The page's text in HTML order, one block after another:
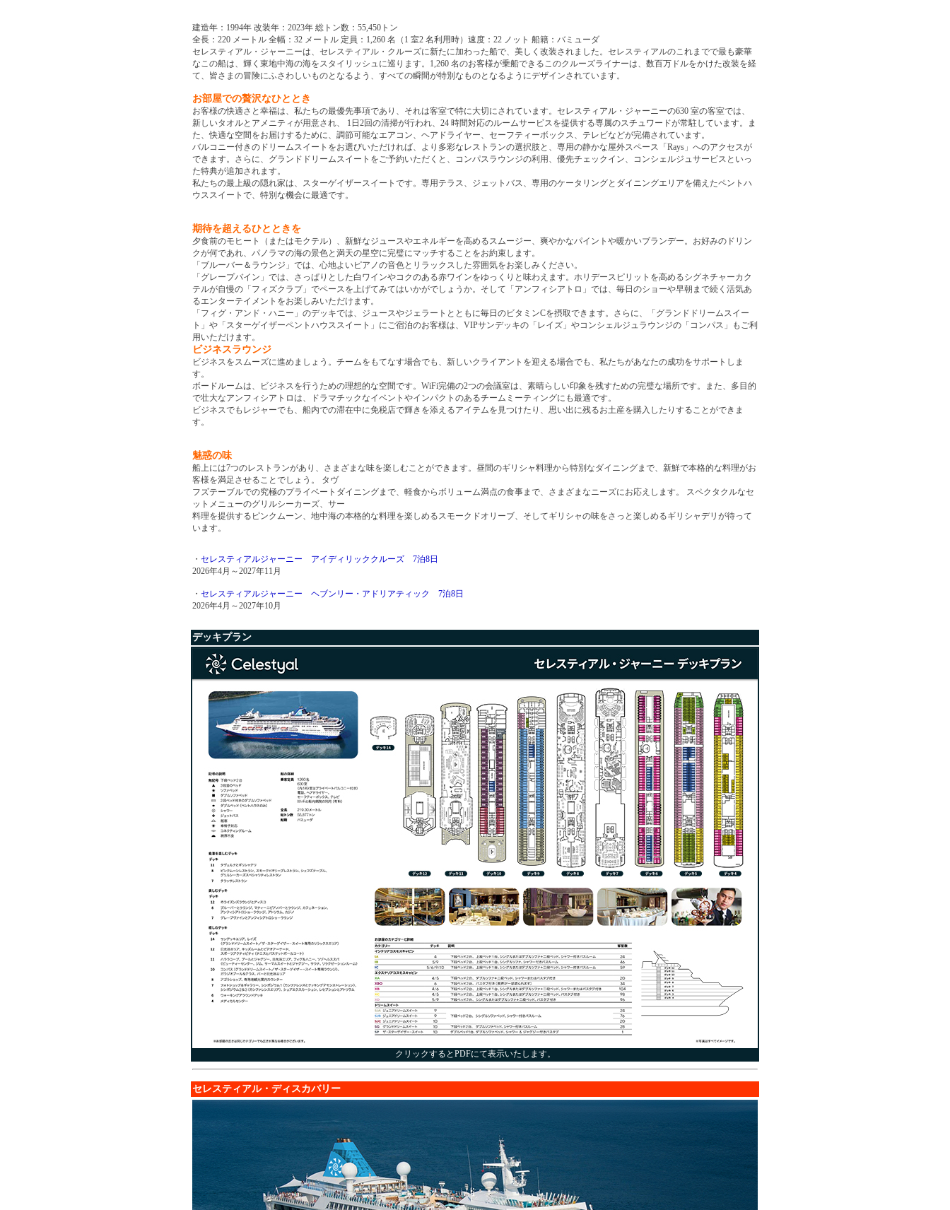
建造年：1994年 改装年：2023年 総トン数：55,450トン
全長：220 メートル 全幅：32 メートル 定員：1,260 名（1 室2 名利用時）速度：22 ノット 船籍：バミューダ
セレスティアル・ジャーニーは、セレスティアル・クルーズに新たに加わった船で、美しく改装されました。セレスティアルのこれまでで最も豪華
なこの船は、輝く東地中海の海をスタイリッシュに巡ります。1,260 名のお客様が乗船できるこのクルーズライナーは、数百万ドルをかけた改装を経
て、皆さまの冒険にふさわしいものとなるよう、すべての瞬間が特別なものとなるようにデザインされています。
お部屋での贅沢なひととき
お客様の快適さと幸福は、私たちの最優先事項であり、それは客室で特に大切にされています。セレスティアル・ジャーニーの630 室の客室では、
新しいタオルとアメニティが用意され、 1日2回の清掃が行われ、24 時間対応のルームサービスを提供する専属のスチュワードが常駐しています。ま
た、快適な空間をお届けするために、調節可能なエアコン、ヘアドライヤー、セーフティーボックス、テレビなどが完備されています。
バルコニー付きのドリームスイートをお選びいただければ、より多彩なレストランの選択肢と、専用の静かな屋外スペース「Rays」へのアクセスが
できます。さらに、グランドドリームスイートをご予約いただくと、コンパスラウンジの利用、優先チェックイン、コンシェルジュサービスといっ
た特典が追加されます。
私たちの最上級の隠れ家は、スターゲイザースイートです。専用テラス、ジェットバス、専用のケータリングとダイニングエリアを備えたペントハ
ウススイートで、特別な機会に最適です。
期待を超えるひとときを
夕食前のモヒート（またはモクテル）、新鮮なジュースやエネルギーを高めるスムージー、爽やかなパイントや暖かいブランデー。お好みのドリン
クが何であれ、パノラマの海の景色と満天の星空に完璧にマッチすることをお約束します。
「ブルーバー＆ラウンジ」では、心地よいピアノの音色とリラックスした雰囲気をお楽しみください。
「グレープバイン」では、さっぱりとした白ワインやコクのある赤ワインをゆっくりと味わえます。ホリデースピリットを高めるシグネチャーカク
テルが自慢の「フィズクラブ」でペースを上げてみてはいかがでしょうか。そして「アンフィシアトロ」では、毎日のショーや早朝まで続く活気あ
るエンターテイメントをお楽しみいただけます。
「フィグ・アンド・ハニー」のデッキでは、ジュースやジェラートとともに毎日のビタミンCを摂取できます。さらに、「グランドドリームスイー
ト」や「スターゲイザーペントハウススイート」にご宿泊のお客様は、VIPサンデッキの「レイズ」やコンシェルジュラウンジの「コンパス」もご利
用いただけます。
ビジネスラウンジ
ビジネスをスムーズに進めましょう。チームをもてなす場合でも、新しいクライアントを迎える場合でも、私たちがあなたの成功をサポートしま
す。
ボードルームは、ビジネスを行うための理想的な空間です。WiFi完備の2つの会議室は、素晴らしい印象を残すための完璧な場所です。また、多目的
で壮大なアンフィシアトロは、ドラマチックなイベントやインパクトのあるチームミーティングにも最適です。
ビジネスでもレジャーでも、船内での滞在中に免税店で輝きを添えるアイテムを見つけたり、思い出に残るお土産を購入したりすることができま
す。
魅惑の味
船上には7つのレストランがあり、さまざまな味を楽しむことができます。昼間のギリシャ料理から特別なダイニングまで、新鮮で本格的な料理がお
客様を満足させることでしょう。 タヴ
フズテーブルでの究極のプライベートダイニングまで、軽食からボリューム満点の食事まで、さまざまなニーズにお応えします。 スペクタクルなセ
ットメニューのグリルシーカーズ、サー
料理を提供するピンクムーン、地中海の本格的な料理を楽しめるスモークドオリーブ、そしてギリシャの味をさっと楽しめるギリシャデリが待って
います。
・ セレスティアルジャーニー アイディリッククルーズ 7泊8日
2026年4月～2027年11月
・ セレスティアルジャーニー ヘブンリー・アドリアティック 7泊8日
2026年4月～2027年10月
デッキプラン
クリックするとPDFにて表示いたします。
セレスティアル・ディスカバリー